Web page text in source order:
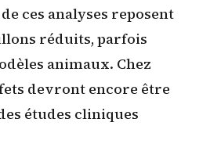
ces analyses reposent
réduits, parfois
animaux. Chez
devront encore être
études cliniques